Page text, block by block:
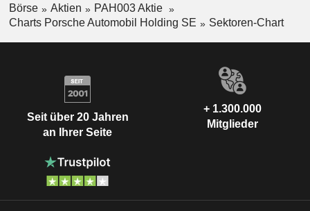
Börse Aktien
PAH003 Aktie
Charts Porsche Automobil Holding SE
Sektoren-Chart
Seit über 20 Jahren
an Ihrer Seite
+ 1.300.000
Mitglieder